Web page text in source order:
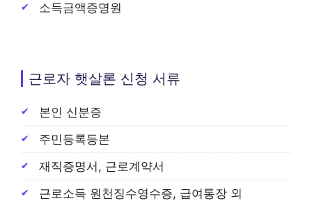
소득금액증명원
근로자 햇살론 신청 서류
본인 신분증
주민등록등본
재직증명서, 근로계약서
근로소득 원천징수영수증, 급여통장 외